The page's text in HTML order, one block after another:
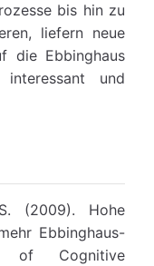
bis hin zu
liefern neue
die Ebbinghaus
und
(2009). Hohe
Ebbinghaus-
of Cognitive